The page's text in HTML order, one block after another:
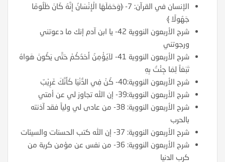
الإنسان في القرآن: 7- ﴿وَحَمَلَهَا الْإِنْسَانُ إِنَّهُ كَانَ ظَلُومًا
جَهُولًا ﴾
شرح الأربعون النووية 42- يا ابن آدم إنك ما دعوتني
ورجوتني
شرح الأربعون النووية 41- لاَيُؤْمِنُ أَحَدُكُمْ حَتَّى يَكُونَ هَواهُ
تَبَعَاً لِمَا جِئْتُ بِهِ
شرح الأربعون النووية:40- كُنْ فِي الدُّنْيَا كَأَنَّكَ غَرِيْبٌ
شرح الأربعون النووية:39- إن الله تجاوز لي عن أمتي
شرح الأربعون النووية: 38- من عادى لي ولياً فقد آذنته
بالحرب
شرح الأربعون النووية: 37- إن الله كتب الحسنات والسيئات
شرح الأربعون النووية: 36- من نفس عن مؤمن كربة من
كرب الدنيا